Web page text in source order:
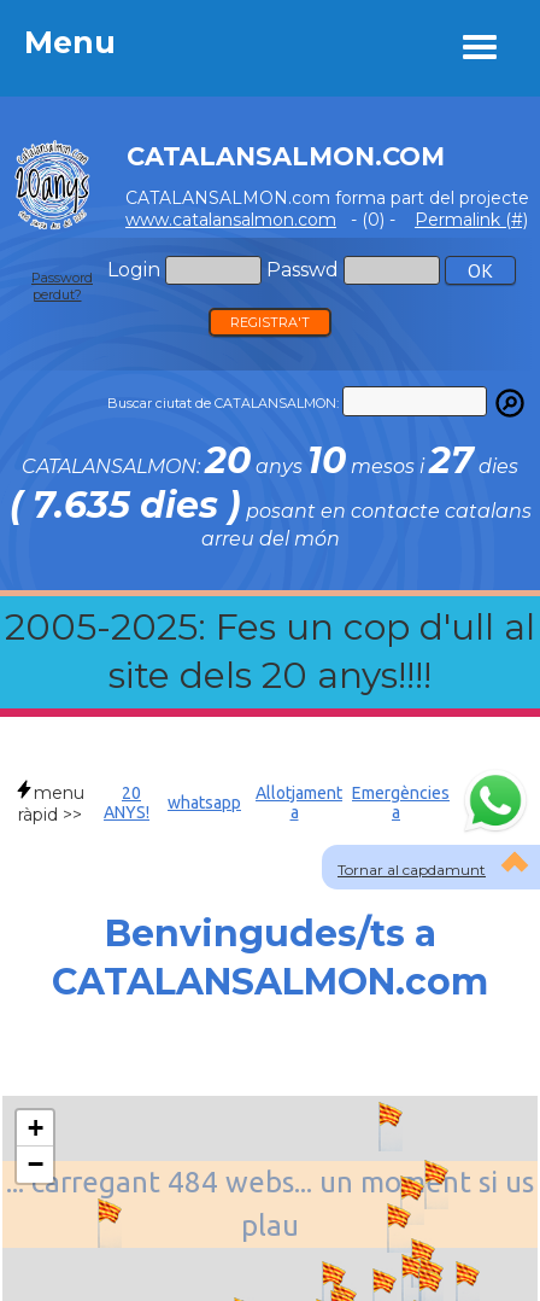
Menu
CATALANSALMON.COM
CATALANSALMON.com forma part del projecte
www.catalansalmon.com - (0) - Permalink (#)
Login Passwd
Password
perdut?
REGISTRA'T
Buscar ciutat de CATALANSALMON:
CATALANSALMON:20 anys 10 mesos i27 dies
( 7.635 dies ) posant en contacte catalans
arreu del món
2005-2025: Fes un cop d'ull al
site dels 20 anys!!!!
Menu
Tornar al capdamunt
menu
ràpid >>
20
ANYS!
whatsapp
Allotjament
a
Emergències
a
Benvingudes/ts a
CATALANSALMON.com
... carregant 484 webs... un moment si us
plau
+
−